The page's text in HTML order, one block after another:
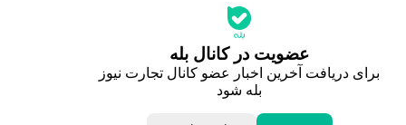
عضویت در کانال بله
برای دریافت آخرین اخبار عضو کانال تجارت نیوز
بله شود
قیمت درهم امارات